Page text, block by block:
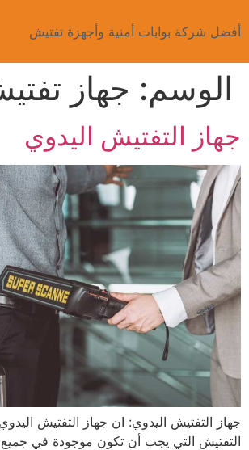
أفضل شركة بوابات أمنية وأجهزة تفتيش
الوسم: جهاز
جهاز التفتيش اليدوي
جهاز التفتيش اليدوي: ان جهاز التفتيش
التفتيش التي يجب أن تكون موجودة في جميع